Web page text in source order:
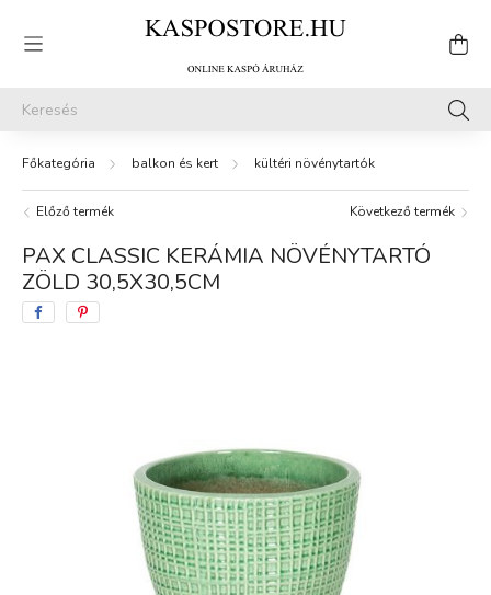
balkon és kert kültéri növénytartók
Előző termék Következő termék
PAX CLASSIC KERÁMIA NÖVÉNYTARTÓ
ZÖLD 30,5X30,5CM